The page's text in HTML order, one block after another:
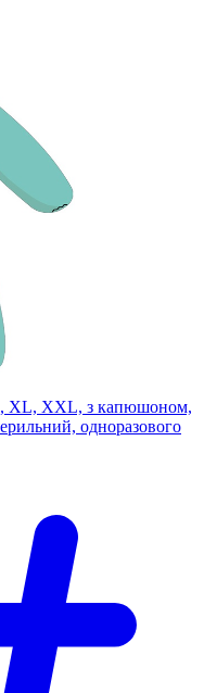
XL, XXL, з капюшоном,
одноразового